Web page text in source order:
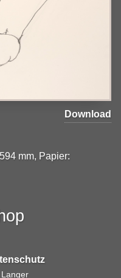
Download
mm, Papier: